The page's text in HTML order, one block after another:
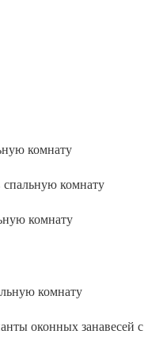
комнату
комнату
комнату
комнату
оконных занавесей с